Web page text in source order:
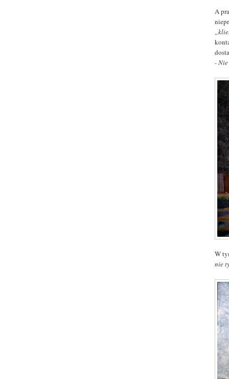
A
-
W
nie